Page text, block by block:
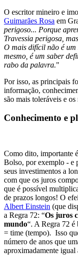
O escritor mineiro e
Guimarães Rosa em
perigoso... Porque
Travessia perigosa,
O mais difí­cil não é um
mesmo, é um saber
rabo da palavra."
Por isso, as principais
informação,
são mais toleráveis e
Conhecimento e
Como dito, importante
Bolso, por exemplo - e
seus investimentos a
com que os juros
que é possível
de prazos longos! O
Albert Einstein (que
a Regra 72: “Os juros
mundo“. A Regra 72
= time (tempo). Isso
número de anos que
aproximadamente igual